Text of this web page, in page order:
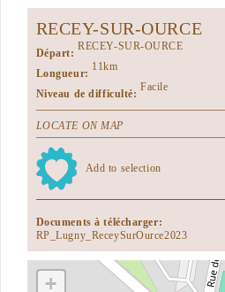
RECEY-SUR-OURCE
Départ:
RECEY-SUR-OURCE
Longueur:
11km
Niveau de difficulté:
Facile
LOCATE ON MAP
Add to selection
Documents à télécharger:
RP_Lugny_ReceySurOurce2023
+